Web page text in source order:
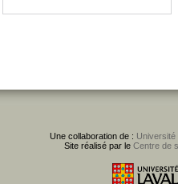
Une collaboration de : Université
Site réalisé par le Centre de